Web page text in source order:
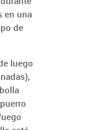
en una
de
luego